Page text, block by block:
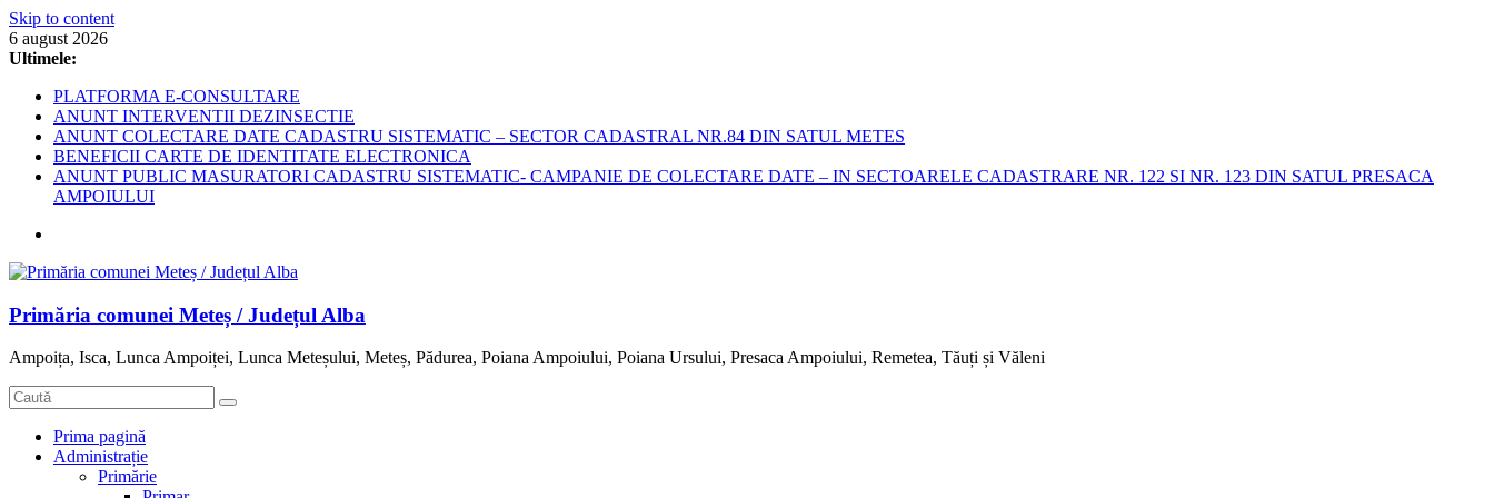
Skip to content
6 august 2026
Ultimele:
PLATFORMA E-CONSULTARE
ANUNT INTERVENTII DEZINSECTIE
ANUNT COLECTARE DATE CADASTRU SISTEMATIC – SECTOR CADASTRAL NR.84 DIN SATUL METES
BENEFICII CARTE DE IDENTITATE ELECTRONICA
ANUNT PUBLIC MASURATORI CADASTRU SISTEMATIC- CAMPANIE DE COLECTARE DATE – IN SECTOARELE CADASTRARE NR. 122 SI NR. 123 DIN SATUL PRESACA
AMPOIULUI
Primăria comunei Meteș / Județul Alba
Ampoița, Isca, Lunca Ampoiței, Lunca Meteșului, Meteș, Pădurea, Poiana Ampoiului, Poiana Ursului, Presaca Ampoiului, Remetea, Tăuți și Văleni
Prima pagină
Administrație
Primărie